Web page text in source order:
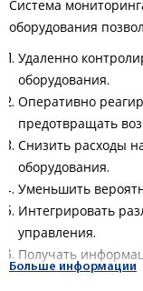
Система
оборудования
Удаленно
оборудования.
Оперативно
предотвращать
Снизить расходы
оборудования.
Уменьшить
Интегрировать
управления.
Получать
реального времени.
Больше информации